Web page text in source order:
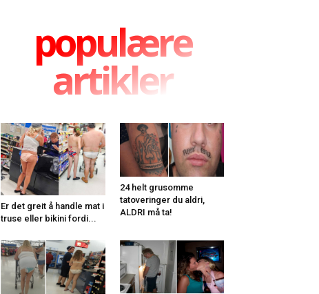
populære
artikler
Er det greit å handle mat i
truse eller bikini fordi...
24 helt grusomme
tatoveringer du aldri,
ALDRI må ta!